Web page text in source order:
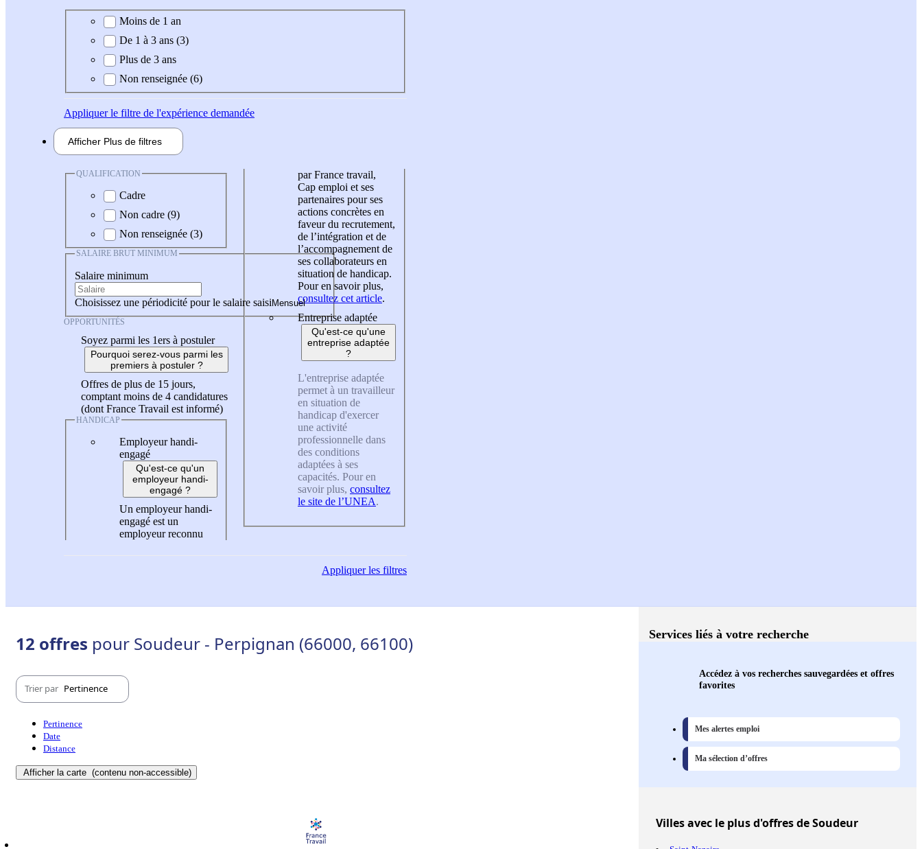
Expérience demandée
Moins de 1 an
De 1 à 3 ans (3)
Plus de 3 ans
Non renseignée (6)
Appliquerle filtre de l'expérience demandée
Afficher Plus de filtres
QUALIFICATION
Cadre
Non cadre (9)
Non renseignée (3)
SALAIRE BRUT MINIMUM
Salaire minimum
Choisissez une périodicité pour le salaire saisi
OPPORTUNITÉS
Soyez parmi les 1ers à postuler
Pourquoi serez-vous parmi les
premiers à postuler ?
Offres de plus de 15 jours,
comptant moins de 4 candidatures
(dont France Travail est informé)
HANDICAP
Employeur handi-
engagé
Qu'est-ce qu'un
employeur handi-
engagé ?
Un employeur handi-
engagé est un
employeur reconnu
par France travail,
Cap emploi et ses
partenaires pour ses
actions concrètes en
faveur du recrutement,
de l’intégration et de
l’accompagnement de
ses collaborateurs en
situation de handicap.
Pour en savoir plus,
consultez cet article.
Entreprise adaptée
Qu'est-ce qu'une
entreprise adaptée
?
L'entreprise adaptée
permet à un travailleur
en situation de
handicap d'exercer
une activité
professionnelle dans
des conditions
adaptées à ses
capacités. Pour en
savoir plus, consultez
le site de l’UNEA.
Appliquerles filtres
12 offres pour Soudeur - Perpignan (66000, 66100)
Trier par Pertinence
Pertinence
Date
Distance
Afficher la carte (contenu non-accessible)
Services liés à votre recherche
Accédez à vos recherches sauvegardées et offres
favorites
Mes alertes emploi
Ma sélection d’offres
Villesavec le plus d'offres de Soudeur